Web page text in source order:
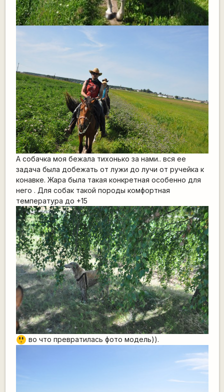
А собачка моя бежала тихонько за нами.. вся ее
задача была добежать от лужи до лучи от ручейка к
конавке. Жара была такая конкретная особенно для
него . Для собак такой породы комфортная
температура до +15
=8
O
во что превратилась фото модель)).